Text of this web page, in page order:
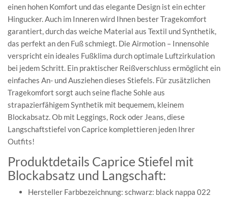
einen hohen Komfort und das elegante Design ist ein echter
Hingucker. Auch im Inneren wird Ihnen bester Tragekomfort
garantiert, durch das weiche Material aus Textil und Synthetik,
das perfekt an den Fuß schmiegt. Die Airmotion – Innensohle
verspricht ein ideales Fußklima durch optimale Luftzirkulation
bei jedem Schritt. Ein praktischer Reißverschluss ermöglicht ein
einfaches An- und Ausziehen dieses Stiefels. Für zusätzlichen
Tragekomfort sorgt auch seine flache Sohle aus
strapazierfähigem Synthetik mit bequemem, kleinem
Blockabsatz. Ob mit Leggings, Rock oder Jeans, diese
Langschaftstiefel von Caprice komplettieren jeden Ihrer
Outfits!
Produktdetails Caprice Stiefel mit
Blockabsatz und Langschaft:
Hersteller Farbbezeichnung: schwarz: black nappa 022